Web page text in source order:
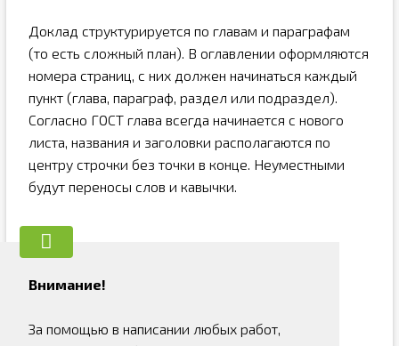
Доклад структурируется по главам и параграфам
(то есть сложный план). В оглавлении оформляются
номера страниц, с них должен начинаться каждый
пункт (глава, параграф, раздел или подраздел).
Согласно ГОСТ глава всегда начинается с нового
листа, названия и заголовки располагаются по
центру строчки без точки в конце. Неуместными
будут переносы слов и кавычки.
Внимание!
За помощью в написании любых работ,